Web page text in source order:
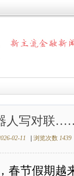
人写对联
02-11 浏览次数 1439
春节假期越